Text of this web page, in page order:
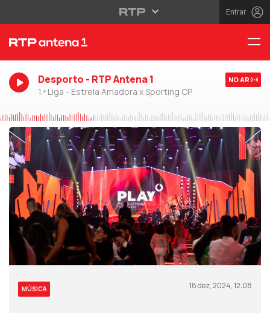
Entrar
Desporto - RTP Antena 1
1.ª Liga - Estrela Amadora x Sporting CP
NO AR
MÚSICA 18 dez, 2024, 12:08